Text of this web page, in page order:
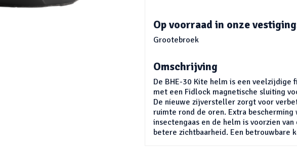
Op voorraad in onze
Grootebroek
Omschrijving
De BHE-30 Kite helm is een
met een Fidlock magnetische sluiting
De nieuwe zijversteller zorgt voor
ruimte rond de oren. Extra
insectengaas en de helm is voorzien
betere zichtbaarheid. Een betrouwbare